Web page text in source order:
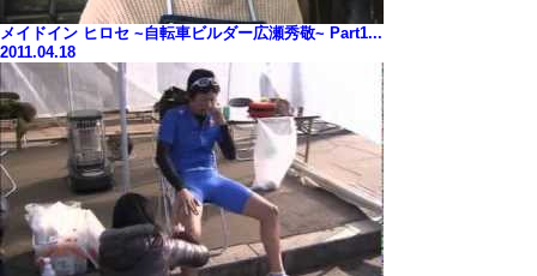
メイドイン ヒロセ ~自転車ビルダー広瀬秀敬~ Part1...
2011.04.18